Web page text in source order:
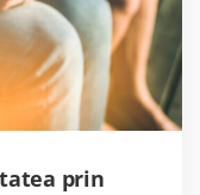
prin